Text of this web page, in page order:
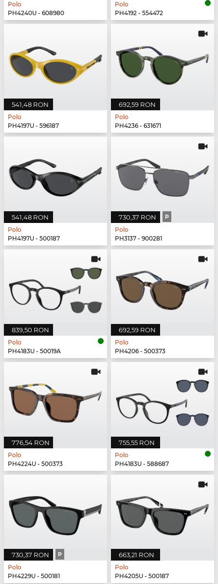
Polo
PH4240U - 608980
Polo
PH4192 - 554472
541,48 RON
Polo
PH4197U - 596187
692,59 RON
Polo
PH4236 - 631671
541,48 RON
Polo
PH4197U - 500187
730,37 RON P
Polo
PH3137 - 900281
839,50 RON
Polo
PH4183U - 50019A
692,59 RON
Polo
PH4206 - 500373
776,54 RON
Polo
PH4224U - 500373
755,55 RON
Polo
PH4183U - 588687
730,37 RON P
Polo
PH4229U - 500181
663,21 RON
Polo
PH4205U - 500187